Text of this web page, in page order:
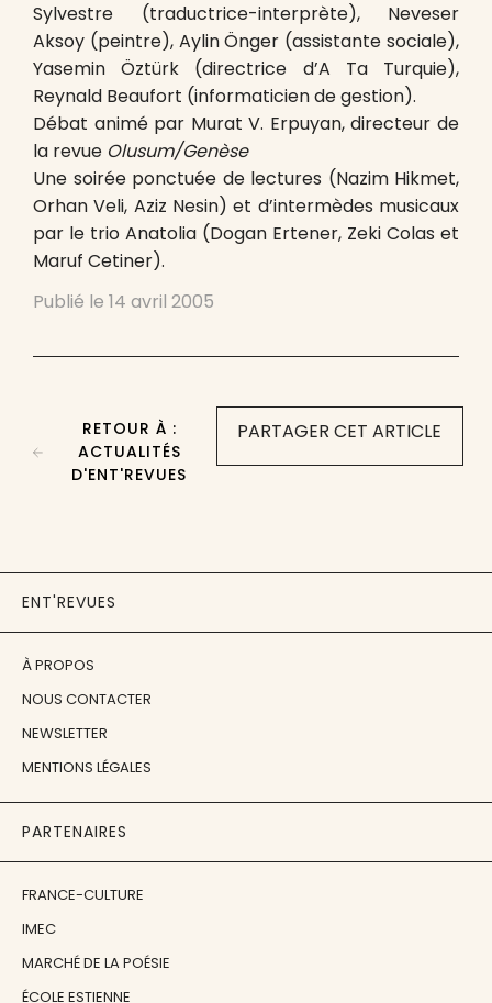
Sylvestre (traductrice-interprète), Neveser
Aksoy (peintre), Aylin Önger (assistante sociale),
Yasemin Öztürk (directrice d’A Ta Turquie),
Reynald Beaufort (informaticien de gestion).
Débat animé par Murat V. Erpuyan, directeur de
la revue Olusum/Genèse
Une soirée ponctuée de lectures (Nazim Hikmet,
Orhan Veli, Aziz Nesin) et d’intermèdes musicaux
par le trio Anatolia (Dogan Ertener, Zeki Colas et
Maruf Cetiner).
Publié le 14 avril 2005
PARTAGER CET ARTICLE
RETOUR À :
ACTUALITÉS
D'ENT'REVUES
ENT'REVUES
À PROPOS
NOUS CONTACTER
NEWSLETTER
MENTIONS LÉGALES
PARTENAIRES
FRANCE-CULTURE
IMEC
MARCHÉ DE LA POÉSIE
ÉCOLE ESTIENNE